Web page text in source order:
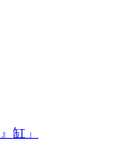
缸」